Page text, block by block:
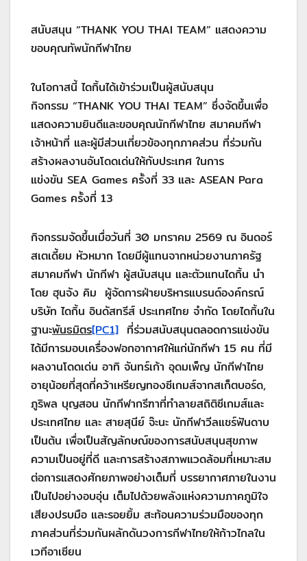
สนับสนุน “THANK YOU THAI TEAM” แสดงความ
ขอบคุณทัพนักกีฬาไทย
ในโอกาสนี้ ไดกิ้นได้เข้าร่วมเป็นผู้สนับสนุน
กิจกรรม “THANK YOU THAI TEAM” ซึ่งจัดขึ้นเพื่อ
แสดงความยินดีและขอบคุณนักกีฬาไทย สมาคมกีฬา
เจ้าหน้าที่ และผู้มีส่วนเกี่ยวข้องทุกภาคส่วน ที่ร่วมกัน
สร้างผลงานอันโดดเด่นให้กับประเทศ ในการ
แข่งขัน SEA Games ครั้งที่ 33 และ ASEAN Para
Games ครั้งที่ 13
กิจกรรมจัดขึ้นเมื่อวันที่ 30 มกราคม 2569 ณ อินดอร์
สเตเดี้ยม หัวหมาก โดยมีผู้แทนจากหน่วยงานภาครัฐ
สมาคมกีฬา นักกีฬา ผู้สนับสนุน และตัวแทนไดกิ้น นำ
โดย ฮุนจัง คิม ผู้จัดการฝ่ายบริหารแบรนด์องค์กรณ์
บริษัท ไดกิ้น อินดัสทรีส์ ประเทศไทย จำกัด โดยไดกิ้นใน
ฐานะพันธมิตร[PC1] ที่ร่วมสนับสนุนตลอดการแข่งขัน
ได้มีการมอบเครื่องฟอกอากาศให้แก่นักกีฬา 15 คน ที่มี
ผลงานโดดเด่น อาทิ จันทร์เก้า อุดมเพ็ญ นักกีฬาไทย
อายุน้อยที่สุดที่คว้าเหรียญทองซีเกมส์จากสเก็ตบอร์ด,
ภูริพล บุญสอน นักกีฬากรีฑาที่ทำลายสถิติซีเกมส์และ
ประเทศไทย และ สายสุนีย์ จ๊ะนะ นักกีฬาวีลแชร์ฟันดาบ
เป็นต้น เพื่อเป็นสัญลักษณ์ของการสนับสนุนสุขภาพ
ความเป็นอยู่ที่ดี และการสร้างสภาพแวดล้อมที่เหมาะสม
ต่อการแสดงศักยภาพอย่างเต็มที่ บรรยากาศภายในงาน
เป็นไปอย่างอบอุ่น เต็มไปด้วยพลังแห่งความภาคภูมิใจ
เสียงปรบมือ และรอยยิ้ม สะท้อนความร่วมมือของทุก
ภาคส่วนที่ร่วมกันผลักดันวงการกีฬาไทยให้ก้าวไกลใน
เวทีอาเซียน